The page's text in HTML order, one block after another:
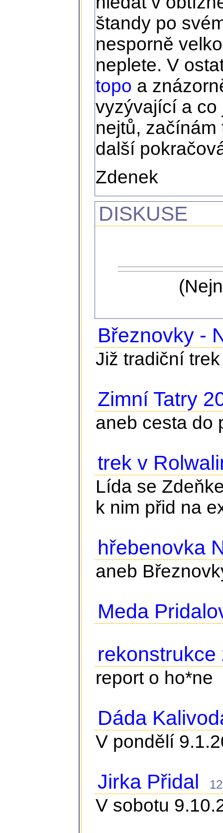
štandy po
nesporně
neplete. V
topo a
vyzývající a co
nejtů,
další
Zdenek
DISKUSE
Březnovky -
Již tradiční
Zimní Tatry
aneb cesta do
trek v
Lída se
k nim přid na
hřebenovka
aneb
Meda
rekonstrukce
report o ho*ne
Dáda
V pondělí
Jirka Přidal
V sobotu